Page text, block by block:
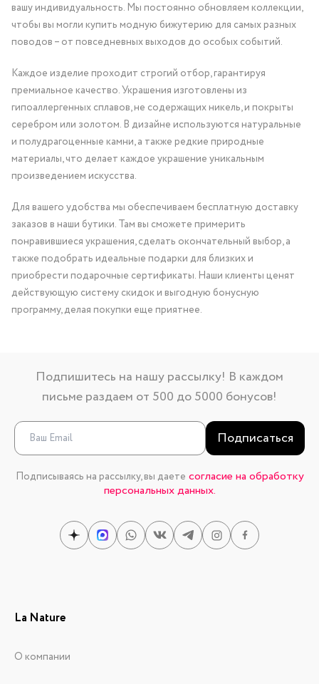
вашу индивидуальность. Мы постоянно обновляем коллекции,
чтобы вы могли купить модную бижутерию для самых разных
поводов – от повседневных выходов до особых событий.
Каждое изделие проходит строгий отбор, гарантируя
премиальное качество. Украшения изготовлены из
гипоаллергенных сплавов, не содержащих никель, и покрыты
серебром или золотом. В дизайне используются натуральные
и полудрагоценные камни, а также редкие природные
материалы, что делает каждое украшение уникальным
произведением искусства.
Для вашего удобства мы обеспечиваем бесплатную доставку
заказов в наши бутики. Там вы сможете примерить
понравившиеся украшения, сделать окончательный выбор, а
также подобрать идеальные подарки для близких и
приобрести подарочные сертификаты. Наши клиенты ценят
действующую систему скидок и выгодную бонусную
программу, делая покупки еще приятнее.
Подпишитесь на нашу рассылку! В каждом
письме раздаем от 500 до 5000 бонусов!
Подписаться
Подписываясь на рассылку, вы даете согласие на обработку
персональных данных.
La Nature
О компании